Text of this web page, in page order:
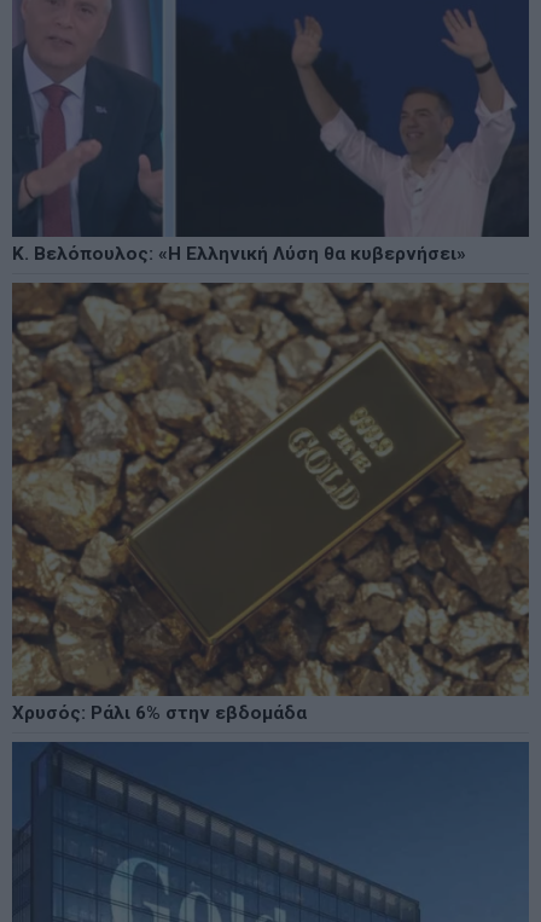
Κ. Βελόπουλος: «Η Ελληνική Λύση θα κυβερνήσει»
Χρυσός: Ράλι 6% στην εβδομάδα